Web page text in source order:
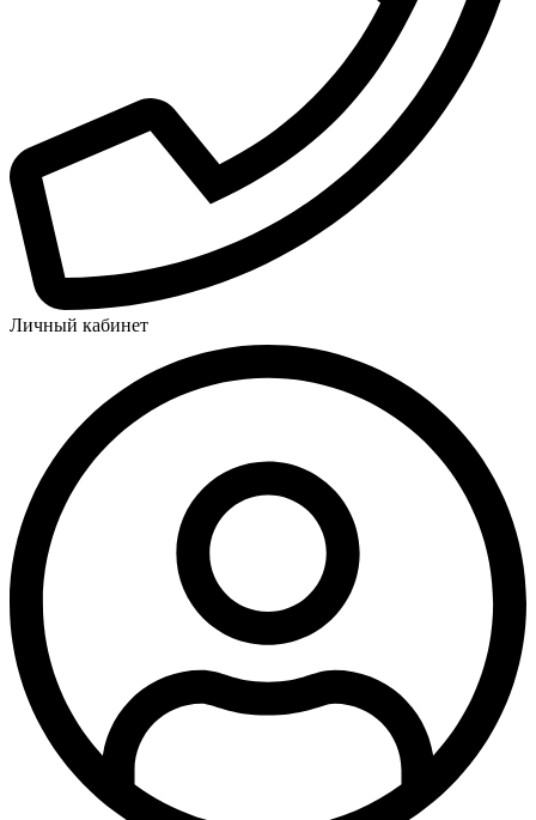
Личный кабинет